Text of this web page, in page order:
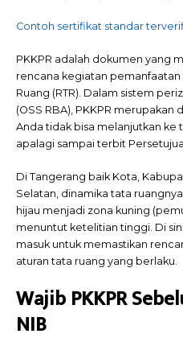
Contoh sertifikat standar
PKKPR adalah dokumen yang
rencana kegiatan
Ruang (RTR). Dalam sistem
(OSS RBA), PKKPR merupakan
Anda tidak bisa melanjutkan ke
apalagi sampai terbit
Di Tangerang baik Kota,
Selatan, dinamika tata
hijau menjadi zona kuning
menuntut ketelitian tinggi. Di
masuk untuk memastikan
aturan tata ruang yang berlaku.
Wajib PKKPR
NIB